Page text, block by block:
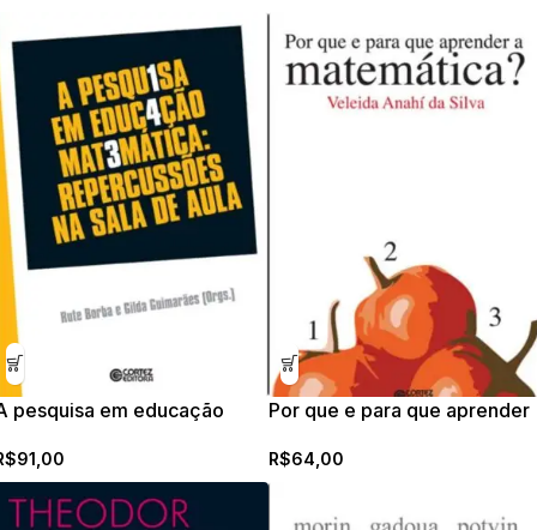
pesquisa em educação
91,00
Por que e para que aprender
R$64,00